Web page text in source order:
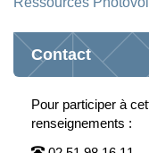
Contact
Pour participer à
renseignements :